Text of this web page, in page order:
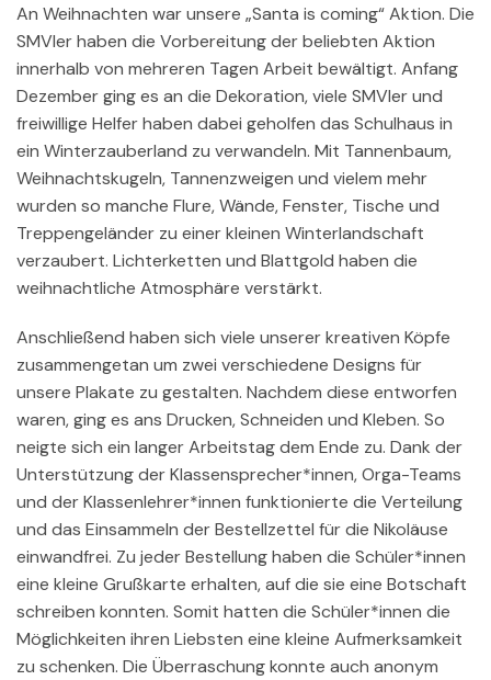
An Weihnachten war unsere „Santa is coming“ Aktion. Die
SMVler haben die Vorbereitung der beliebten Aktion
innerhalb von mehreren Tagen Arbeit bewältigt. Anfang
Dezember ging es an die Dekoration, viele SMVler und
freiwillige Helfer haben dabei geholfen das Schulhaus in
ein Winterzauberland zu verwandeln. Mit Tannenbaum,
Weihnachtskugeln, Tannenzweigen und vielem mehr
wurden so manche Flure, Wände, Fenster, Tische und
Treppengeländer zu einer kleinen Winterlandschaft
verzaubert. Lichterketten und Blattgold haben die
weihnachtliche Atmosphäre verstärkt.
Anschließend haben sich viele unserer kreativen Köpfe
zusammengetan um zwei verschiedene Designs für
unsere Plakate zu gestalten. Nachdem diese entworfen
waren, ging es ans Drucken, Schneiden und Kleben. So
neigte sich ein langer Arbeitstag dem Ende zu. Dank der
Unterstützung der Klassensprecher*innen, Orga-Teams
und der Klassenlehrer*innen funktionierte die Verteilung
und das Einsammeln der Bestellzettel für die Nikoläuse
einwandfrei. Zu jeder Bestellung haben die Schüler*innen
eine kleine Grußkarte erhalten, auf die sie eine Botschaft
schreiben konnten. Somit hatten die Schüler*innen die
Möglichkeiten ihren Liebsten eine kleine Aufmerksamkeit
zu schenken. Die Überraschung konnte auch anonym